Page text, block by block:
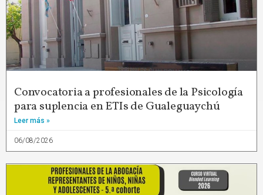
Convocatoria a profesionales de la Psicología
para suplencia en ETIs de Gualeguaychú
Leer más »
06/08/2026